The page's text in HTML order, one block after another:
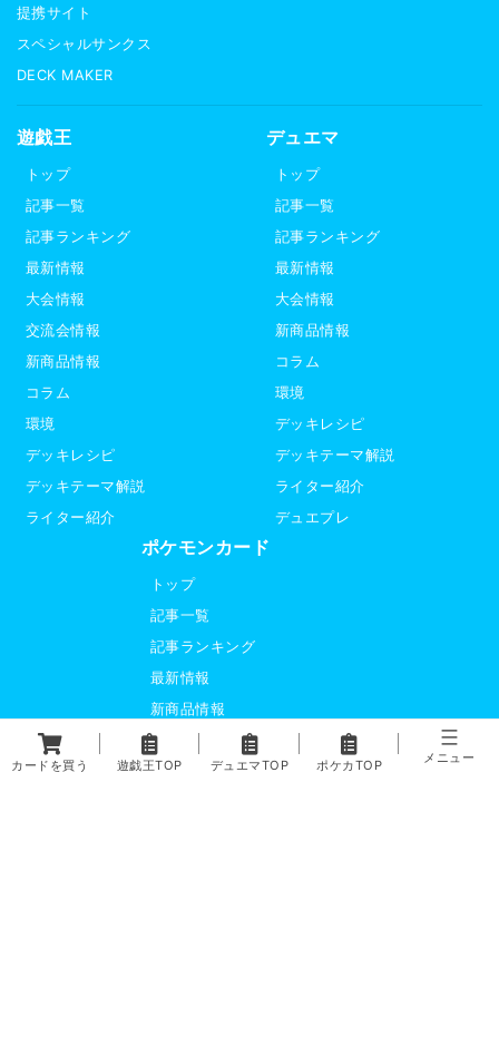
カードを買う 遊戯王TOP デュエマTOP ポケカTOP
メニュー
提携サイト
スペシャルサンクス
DECK MAKER
遊戯王
トップ
記事一覧
記事ランキング
最新情報
大会情報
交流会情報
新商品情報
コラム
環境
デッキレシピ
デッキテーマ解説
ライター紹介
デュエマ
トップ
記事一覧
記事ランキング
最新情報
大会情報
新商品情報
コラム
環境
デッキレシピ
デッキテーマ解説
ライター紹介
デュエプレ
ポケモンカード
トップ
記事一覧
記事ランキング
最新情報
新商品情報
コラム
環境